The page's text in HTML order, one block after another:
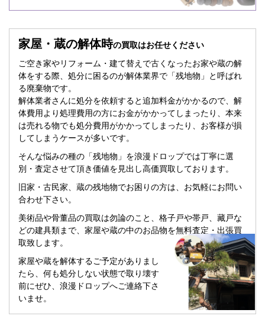
家屋・蔵の解体時の買取はお任せください
ご空き家やリフォーム・建て替えで古くなったお家や蔵の解
体をする際、処分に困るのが解体業界で「残地物」と呼ばれ
る廃棄物です。
解体業者さんに処分を依頼すると追加料金がかかるので、解
体費用より処理費用の方にお金がかかってしまったり、本来
は売れる物でも処分費用がかかってしまったり、お客様が損
してしまうケースが多いです。
そんな悩みの種の「残地物」を浪漫ドロップでは丁寧に選
別・査定させて頂き価値を見出し高価買取しております。
旧家・古民家、蔵の残地物でお困りの方は、お気軽にお問い
合わせ下さい。
美術品や骨董品の買取は勿論のこと、格子戸や帯戸、藏戸な
どの建具類まで、家屋や蔵の中のお品物を無料査定・出張買
取致します。
家屋や蔵を解体するご予定がありまし
たら、何も処分しない状態で取り壊す
前にぜひ、浪漫ドロップへご連絡下さ
いませ。